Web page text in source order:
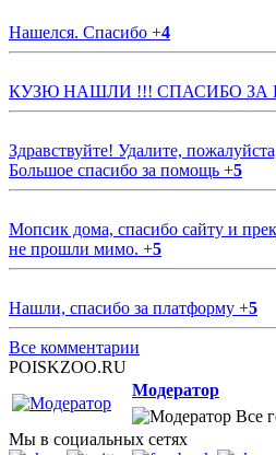
Нашелся. Спасибо +4
КУЗЮ НАШЛИ !!! СПАСИБО ЗА
Здравствуйте! Удалите,
Большое спасибо за помощь +5
Мопсик дома, спасибо сайту и
не прошли мимо. +5
Нашли, спасибо за платформу +5
Все комментарии
POISKZOO.RU
Модератор
Все
Мы в социальных сетях